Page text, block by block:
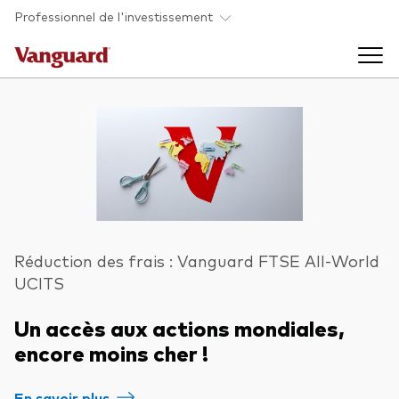
Skip to main content
Professionnel de l'investissement
Back to main menu
Tous les produits
Analyses et événements
Liste des analyses
À propos de Vanguard
Réduction des frais : Vanguard FTSE All-World
UCITS
Un accès aux actions mondiales,
encore moins cher !